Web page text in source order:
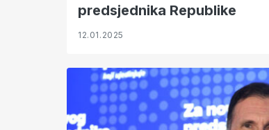
predsjednika Republike
12.01.2025